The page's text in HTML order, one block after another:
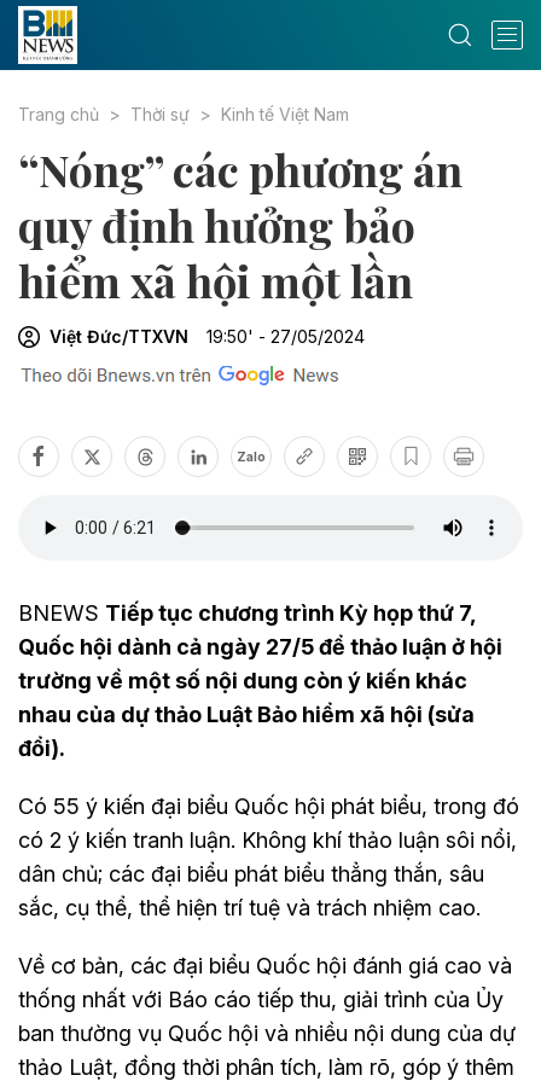
Trang chủ Thời sự Kinh tế Việt Nam
“Nóng” các phương án
quy định hưởng bảo
hiểm xã hội một lần
Việt Đức/TTXVN 19:50' - 27/05/2024
Zalo
BNEWS Tiếp tục chương trình Kỳ họp thứ 7,
Quốc hội dành cả ngày 27/5 để thảo luận ở hội
trường về một số nội dung còn ý kiến khác
nhau của dự thảo Luật Bảo hiểm xã hội (sửa
đổi).
Có 55 ý kiến đại biểu Quốc hội phát biểu, trong đó
có 2 ý kiến tranh luận. Không khí thảo luận sôi nổi,
dân chủ; các đại biểu phát biểu thẳng thắn, sâu
sắc, cụ thể, thể hiện trí tuệ và trách nhiệm cao.
Về cơ bản, các đại biểu Quốc hội đánh giá cao và
thống nhất với Báo cáo tiếp thu, giải trình của Ủy
ban thường vụ Quốc hội và nhiều nội dung của dự
thảo Luật, đồng thời phân tích, làm rõ, góp ý thêm